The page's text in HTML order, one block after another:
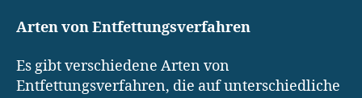
Arten von Entfettungsverfahren
Es gibt verschiedene Arten von
Entfettungsverfahren, die auf unterschiedliche